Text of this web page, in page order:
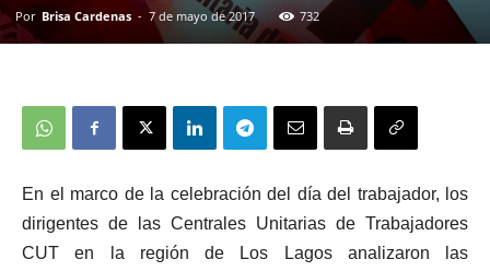
Por Brisa Cardenas - 7 de mayo de 2017 732
En el marco de la celebración del día del trabajador, los
dirigentes de las Centrales Unitarias de Trabajadores
CUTen la región de Los Lagos analizaron las